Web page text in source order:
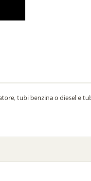
tubi benzina o diesel e